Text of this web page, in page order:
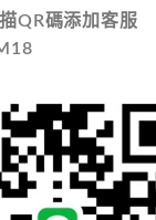
QR碼添加客服